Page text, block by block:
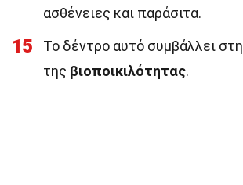
ασθένειες και παράσιτα.
15 Το δέντρο αυτό συμβάλλει στη
της βιοποικιλότητας.